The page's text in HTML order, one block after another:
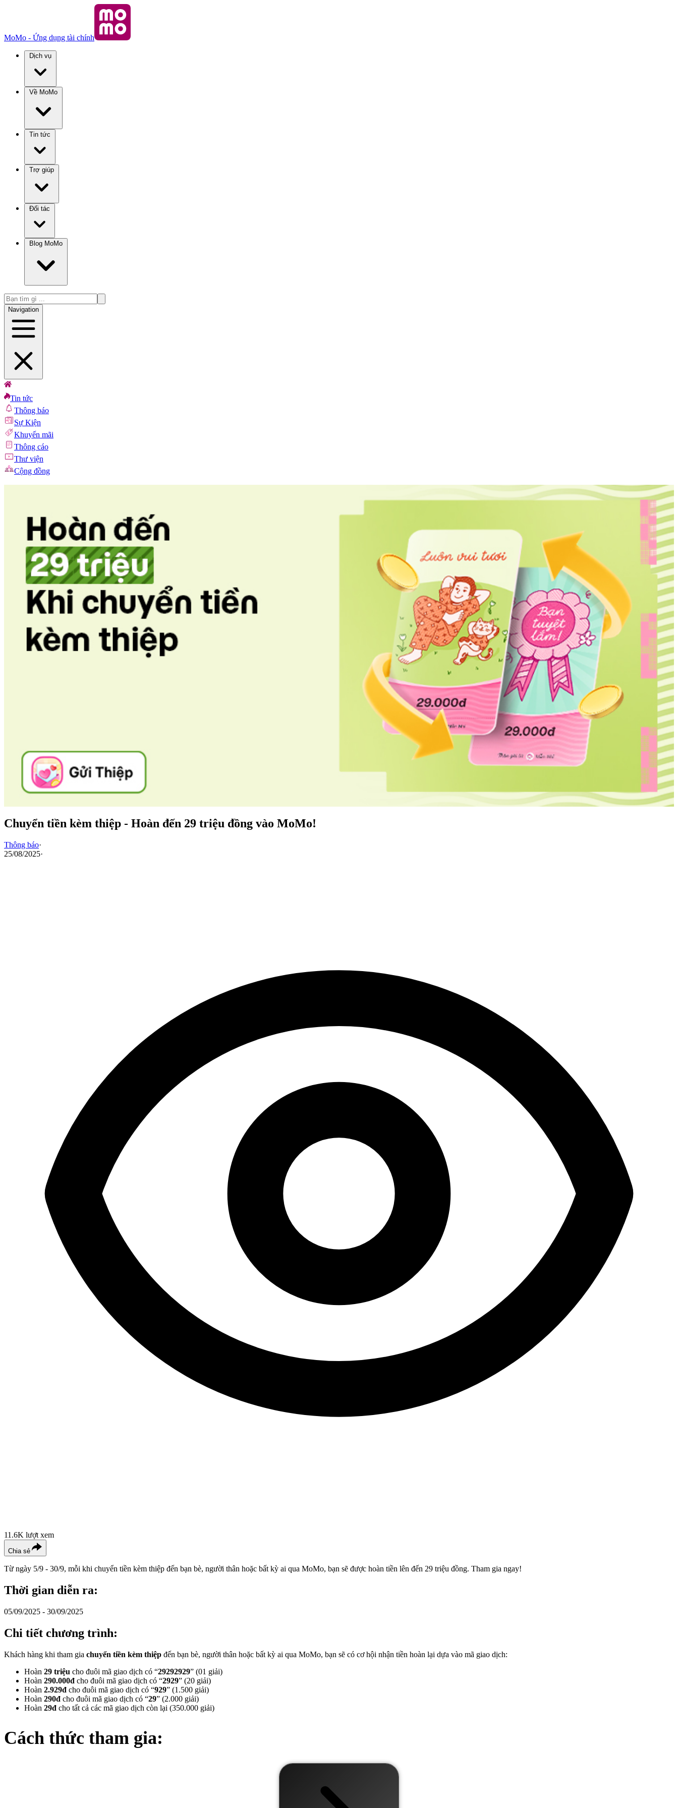
MoMo - Ứng dụng tài chính
Dịch vụ
Về MoMo
Tin tức
Trợ giúp
Đối tác
Blog MoMo
Navigation
Tin tức
Thông báo
Sự Kiện
Khuyến mãi
Thông cáo
Thư viện
Cộng đồng
Chuyển tiền kèm thiệp - Hoàn đến 29 triệu đồng vào MoMo!
Thông báo·
25/08/2025·
11.6K lượt xem
Chia sẻ
Từ ngày 5/9 - 30/9, mỗi khi chuyển tiền kèm thiệp đến bạn bè, người thân hoặc bất kỳ ai qua MoMo, bạn sẽ được hoàn tiền lên đến 29 triệu đồng. Tham gia ngay!
Thời gian diễn ra:
05/09/2025 - 30/09/2025
Chi tiết chương trình:
Khách hàng khi tham gia chuyển tiền kèm thiệp đến bạn bè, người thân hoặc bất kỳ ai qua MoMo, bạn sẽ có cơ hội nhận tiền hoàn lại dựa vào mã giao dịch:
Hoàn 29 triệu cho đuôi mã giao dịch có “29292929” (01 giải)
Hoàn 290.000đ cho đuôi mã giao dịch có “2929” (20 giải)
Hoàn 2.929đ cho đuôi mã giao dịch có “929” (1.500 giải)
Hoàn 290đ cho đuôi mã giao dịch có “29” (2.000 giải)
Hoàn 29đ cho tất cả các mã giao dịch còn lại (350.000 giải)
Cách thức tham gia: